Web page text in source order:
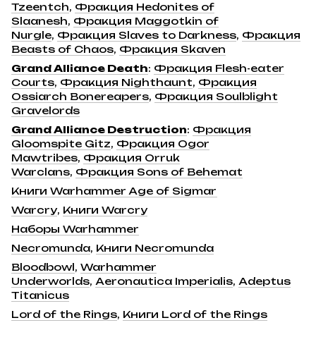
Tzeentch, Фракция Hedonites of
Slaanesh, Фракция Maggotkin of
Nurgle, Фракция Slaves to Darkness, Фракция
Beasts of Chaos, Фракция Skaven
Grand Alliance Death: Фракция Flesh-eater
Courts, Фракция Nighthaunt, Фракция
Ossiarch Bonereapers, Фракция Soulblight
Gravelords
Grand Alliance Destruction: Фракция
Gloomspite Gitz, Фракция Ogor
Mawtribes, Фракция Orruk
Warclans, Фракция Sons of Behemat
Книги Warhammer Age of Sigmar
Warcry, Книги Warcry
Наборы Warhammer
Necromunda, Книги Necromunda
Bloodbowl, Warhammer
Underworlds, Aeronautica Imperialis, Adeptus
Titanicus
Lord of the Rings, Книги Lord of the Rings